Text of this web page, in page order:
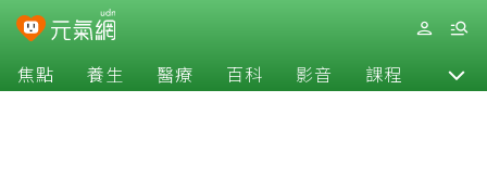
焦點 養生 醫療 百科 影音 課程 退休